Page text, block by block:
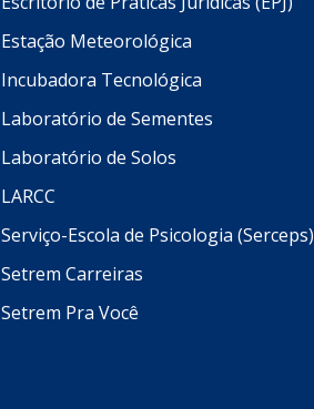
Estação Meteorológica
Incubadora Tecnológica
Laboratório de Sementes
Laboratório de Solos
LARCC
Serviço-Escola de Psicologia (Serceps)
Setrem Carreiras
Setrem Pra Você